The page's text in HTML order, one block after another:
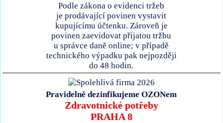
Podle zákona o evidenci tržeb
je prodávající povinen vystavit
kupujícímu účtenku. Zároveň je
povinen zaevidovat přijatou tržbu
u správce daně online; v případě
technického výpadku pak nejpozději
do 48 hodin.
Pravidelně dezinfikujeme OZONem
Zdravotnické potřeby
PRAHA 8